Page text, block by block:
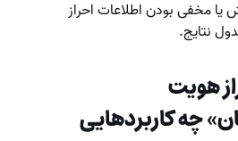
یا مخفی بودن اطلاعات احراز
نتایج.
هویت
چه کاربردهایی